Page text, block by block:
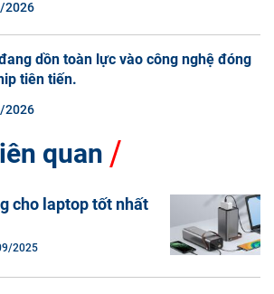
2026
dồn toàn lực vào công nghệ đóng
tiên tiến.
2026
quan
cho laptop tốt nhất
2025